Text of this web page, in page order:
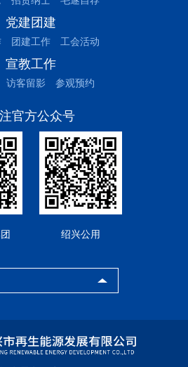
党建团建
团建工作 工会活动
宣教工作
访客留影 参观预约
官方公众号
绍兴公用